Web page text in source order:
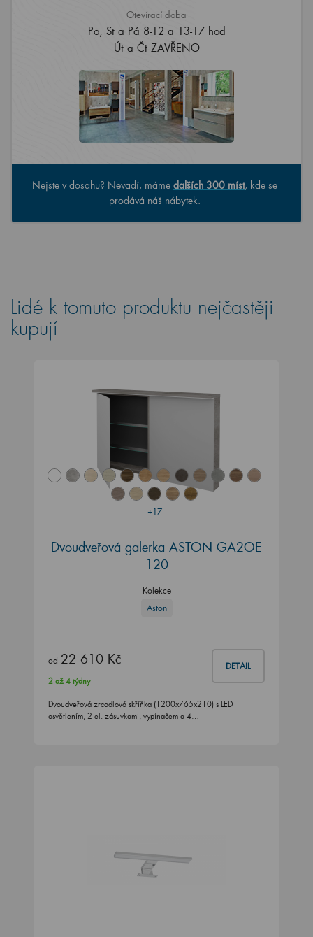
Otevírací doba
Po, St a Pá 8-12 a 13-17 hod
Út a Čt ZAVŘENO
Nejste v dosahu? Nevadí, máme dalších 300 míst, kde se
prodává náš nábytek.
Lidé k tomuto produktu nejčastěji
kupují
+17
Dvoudveřová galerka ASTON GA2OE
120
Kolekce
Aston
od 22 610 Kč DETAIL
2 až 4 týdny
Dvoudveřová zrcadlová skříňka (1200x765x210) s LED
osvětlením, 2 el. zásuvkami, vypínačem a 4…